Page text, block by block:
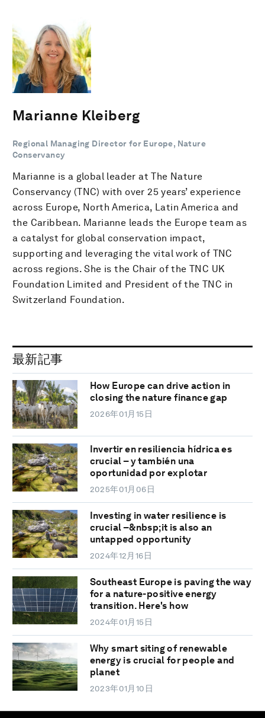
Marianne Kleiberg
Regional Managing Director for Europe, Nature
Conservancy
Marianne is a global leader at The Nature
Conservancy (TNC) with over 25 years’ experience
across Europe, North America, Latin America and
the Caribbean. Marianne leads the Europe team as
a catalyst for global conservation impact,
supporting and leveraging the vital work of TNC
across regions. She is the Chair of the TNC UK
Foundation Limited and President of the TNC in
Switzerland Foundation.
最新記事
How Europe can drive action in
closing the nature finance gap
2026年01月15日
Invertir en resiliencia hídrica es
crucial – y también una
oportunidad por explotar
2025年01月06日
Investing in water resilience is
crucial –&nbsp;it is also an
untapped opportunity
2024年12月16日
Southeast Europe is paving the way
for a nature-positive energy
transition. Here's how
2024年01月15日
Why smart siting of renewable
energy is crucial for people and
planet
2023年01月10日